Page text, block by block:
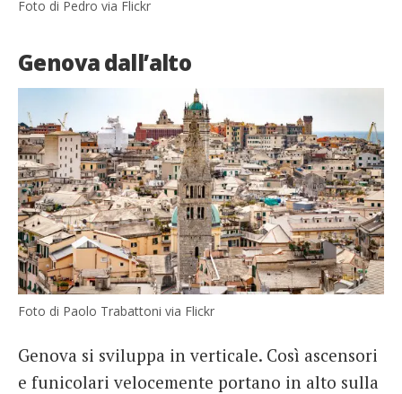
Foto di Pedro via Flickr
Genova dall’alto
Foto di Paolo Trabattoni via Flickr
Genova si sviluppa in verticale. Così ascensori
e funicolari velocemente portano in alto sulla